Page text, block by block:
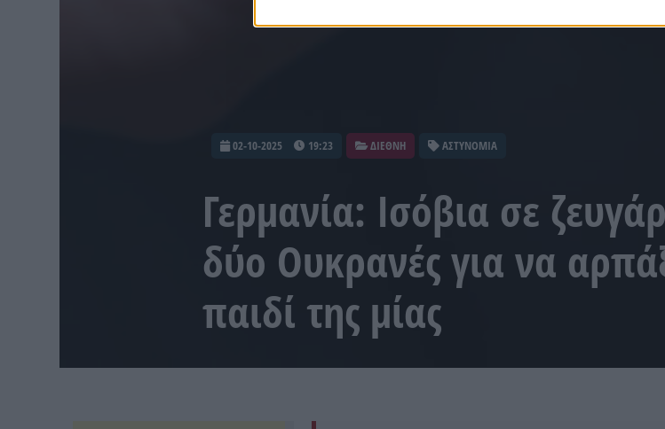
02-10-2025 19:23 ΔΙΕΘΝΗ ΑΣΤΥΝΟΜΙΑ
Γερμανία: Ισόβια σε
δύο Ουκρανές για να
παιδί της μίας